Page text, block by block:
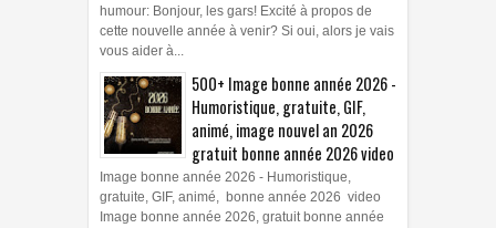
humour: Bonjour, les gars! Excité à propos de
cette nouvelle année à venir? Si oui, alors je vais
vous aider à...
500+ Image bonne année 2026 -
Humoristique, gratuite, GIF,
animé, image nouvel an 2026
gratuit bonne année 2026 video
Image bonne année 2026 - Humoristique,
gratuite, GIF, animé, bonne année 2026 video
Image bonne année 2026, gratuit bonne année